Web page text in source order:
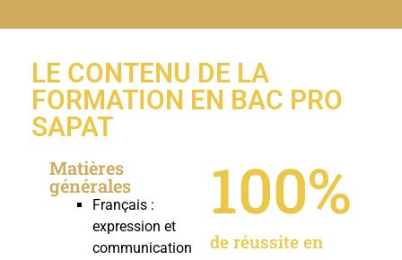
LE CONTENU DE LA
FORMATION EN BAC PRO
SAPAT
Matières
générales
Français :
expression et
communication
de réussite en
100%